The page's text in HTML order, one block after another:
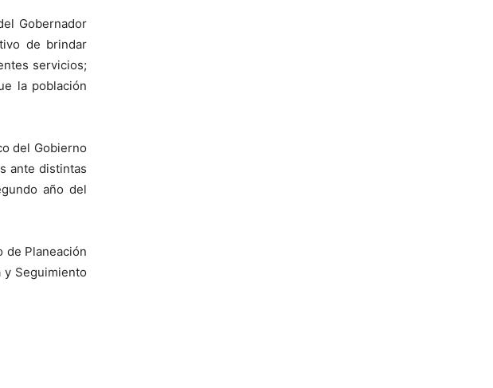
Gobernador
de brindar
servicios;
la población
del Gobierno
ante distintas
año del
de Planeación
Seguimiento